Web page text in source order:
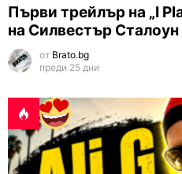
Първи трейлър на „I
на Силвестър Сталоун
от Brato.bg
преди 25 дни